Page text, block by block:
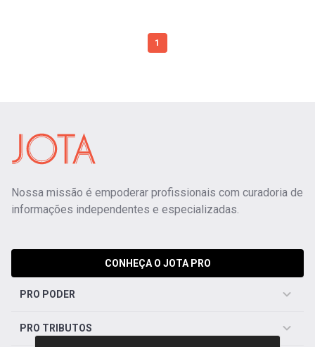
1
Nossa missão é empoderar profissionais com curadoria de
informações independentes e especializadas.
CONHEÇA O JOTA PRO
PRO PODER
PRO TRIBUTOS